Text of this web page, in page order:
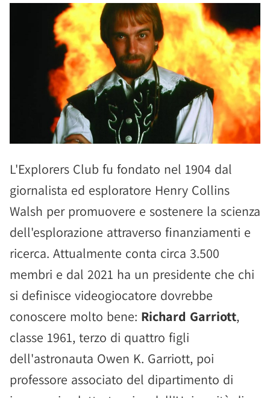
L'Explorers Club fu fondato nel 1904 dal
giornalista ed esploratore Henry Collins
Walsh per promuovere e sostenere la scienza
dell'esplorazione attraverso finanziamenti e
ricerca. Attualmente conta circa 3.500
membri e dal 2021 ha un presidente che chi
si definisce videogiocatore dovrebbe
conoscere molto bene: Richard Garriott,
classe 1961, terzo di quattro figli
dell'astronauta Owen K. Garriott, poi
professore associato del dipartimento di